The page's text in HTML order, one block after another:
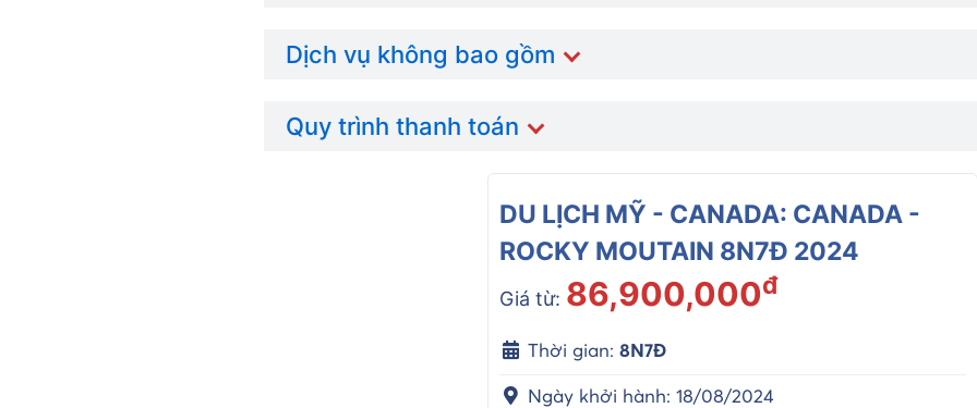
Dịch vụ không bao gồm
Quy trình thanh toán
DU LỊCH MỸ - CANADA: CANADA -
ROCKY MOUTAIN 8N7Đ 2024
Giá từ: 86,900,000đ
Thời gian:8N7Đ
Ngày khởi hành: 18/08/2024